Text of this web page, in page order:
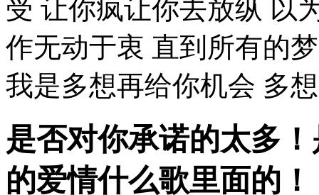
受 让你疯让你去放纵 以
作无动于衷 直到所有的
我是多想再给你机会 多
是否对你承诺的太多
的爱情什么歌里面的！